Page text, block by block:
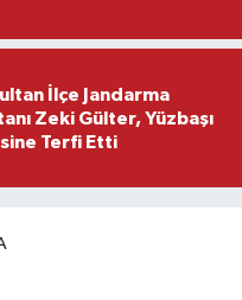
İlçe Jandarma
Zeki Gülter, Yüzbaşı
Terfi Etti